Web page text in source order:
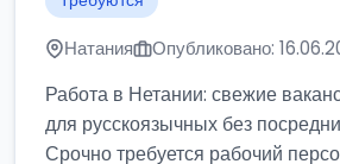
Натания Опубликовано:
Работа в Нетании: свежие
для русскоязычных без
Срочно требуется рабочий